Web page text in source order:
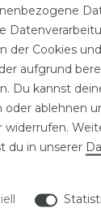
black/
der Cookies
aufgrund
Du kannst
ablehnen
widerrufen.
du in unserer